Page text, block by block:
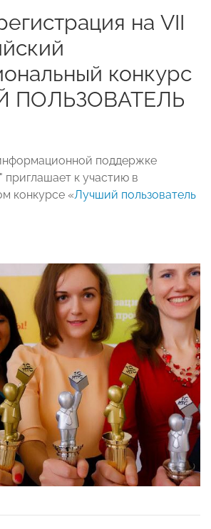
на VII
конкурс
ПОЛЬЗОВАТЕЛЬ
поддержке
к участию в
конкурсе «Лучший пользователь